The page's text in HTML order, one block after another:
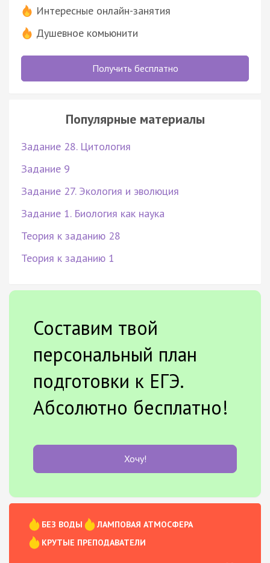
Интересные онлайн-занятия
Душевное комьюнити
Получить бесплатно
Популярные материалы
Задание 28. Цитология
Задание 9
Задание 27. Экология и эволюция
Задание 1. Биология как наука
Теория к заданию 28
Теория к заданию 1
Составим твой
персональный план
подготовки к ЕГЭ.
Абсолютно бесплатно!
Хочу!
БЕЗ ВОДЫ
ЛАМПОВАЯ АТМОСФЕРА
КРУТЫЕ ПРЕПОДАВАТЕЛИ